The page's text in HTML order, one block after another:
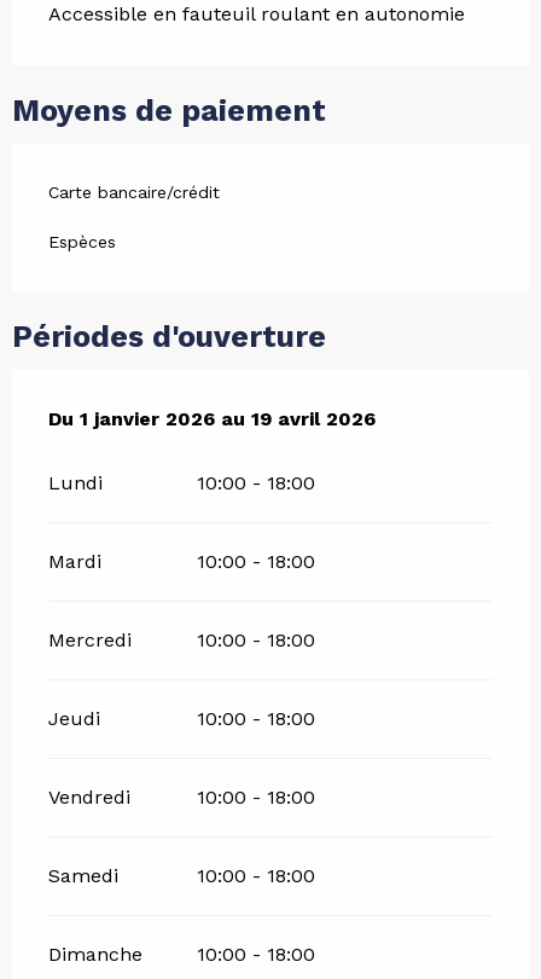
Accessible en fauteuil roulant en autonomie
Moyens de paiement
Carte bancaire/crédit
Espèces
Périodes d'ouverture
Du 1 janvier 2026 au 19 avril 2026
Du 1 janvier 2026 au 19 avril 2026
Lundi 10:00 - 18:00
Mardi 10:00 - 18:00
Mercredi 10:00 - 18:00
Jeudi 10:00 - 18:00
Vendredi 10:00 - 18:00
Samedi 10:00 - 18:00
Dimanche 10:00 - 18:00